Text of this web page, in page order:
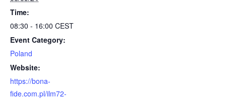
Time:
08:30 - 16:00 CEST
Event Category:
Poland
Website:
https://bona-
fide.com.pl/ilm72-